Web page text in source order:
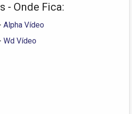
- Onde Fica:
Alpha Vídeo
Wd Vídeo